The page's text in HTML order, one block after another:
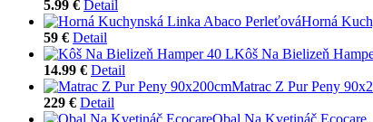
5.99 € Detail
Horná
59 € Detail
Kôš Na Bielizeň
14.99 € Detail
Matrac Z Pur Peny
229 € Detail
Obal Na Kvetináč Ecocare